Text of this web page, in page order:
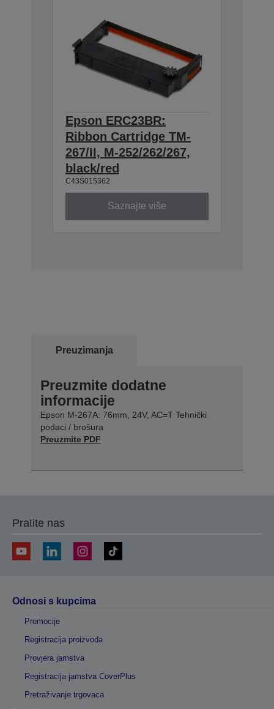
Epson ERC23BR:
Ribbon Cartridge TM-
267/II, M-252/262/267,
black/red
C43S015362
Saznajte više
Preuzimanja
Preuzmite dodatne
informacije
Epson M-267A: 76mm, 24V, AC=T Tehnički
podaci / brošura
Preuzmite PDF
Pratite nas
Odnosi s kupcima
Promocije
Registracija proizvoda
Provjera jamstva
Registracija jamstva CoverPlus
Pretraživanje trgovaca